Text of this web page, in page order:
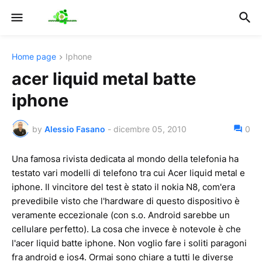
Home page Iphone
acer liquid metal batte
iphone
by Alessio Fasano - dicembre 05, 2010 0
Una famosa rivista dedicata al mondo della telefonia ha
testato vari modelli di telefono tra cui Acer liquid metal e
iphone. Il vincitore del test è stato il nokia N8, com'era
prevedibile visto che l'hardware di questo dispositivo è
veramente eccezionale (con s.o. Android sarebbe un
cellulare perfetto). La cosa che invece è notevole è che
l'acer liquid batte iphone. Non voglio fare i soliti paragoni
fra android e ios4. Ormai sono chiare a tutti le diverse